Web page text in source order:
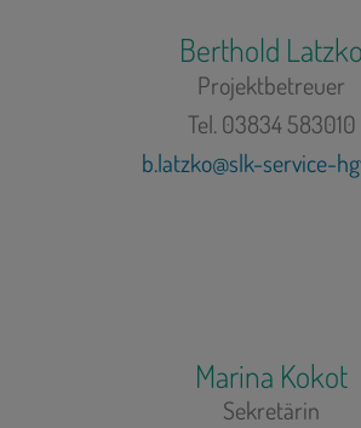
Berthold Latzko
Projektbetreuer
Tel. 03834 583010
b.latzko@slk-service-
Marina Kokot
Sekretärin